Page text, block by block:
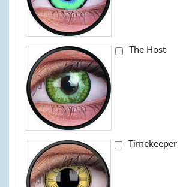
The Host
Timekeeper